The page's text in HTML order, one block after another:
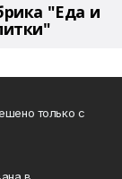
"Еда и
только с